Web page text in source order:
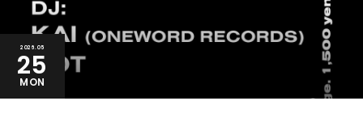
2026.05
25
MON